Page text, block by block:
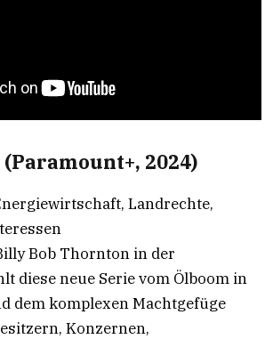
2024)
Landrechte,
Bob Thornton in der
diese neue Serie vom Ölboom in
dem komplexen Machtgefüge
Konzernen,